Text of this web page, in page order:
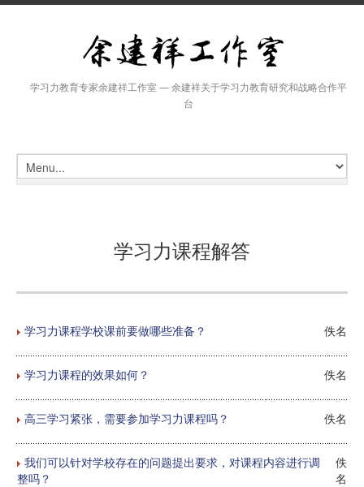
学习力教育专家余建祥工作室 — 余建祥关于学习力教育研究和战略合作平
台
学习力课程解答
学习力课程学校课前要做哪些准备？ 佚名
学习力课程的效果如何？ 佚名
高三学习紧张，需要参加学习力课程吗？ 佚名
我们可以针对学校存在的问题提出要求，对课程内容进行调
整吗？
佚
名